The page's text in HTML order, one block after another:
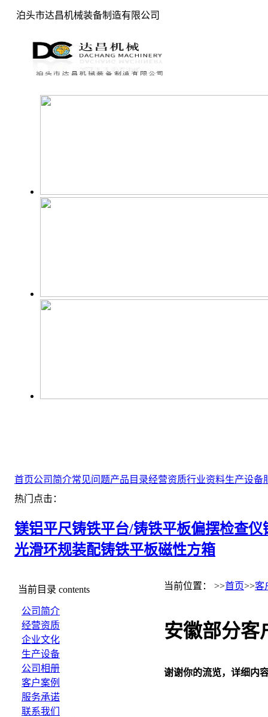
泊头市达昌机械装备制造有限公司
首页公司简介常见问题产品目录经营资质行业资料生产设备
热门点击：
镁铝平尺铸铁平台/铸铁平板偏摆检查仪
光滑环规装配铸铁平板磁性方箱
当前目录 contents
公司简介
经营资质
企业文化
生产设备
公司相册
客户案例
服务承诺
联系我们
当前位置： >>首页>>客
安徽部分客
谢谢你的流览，详细内